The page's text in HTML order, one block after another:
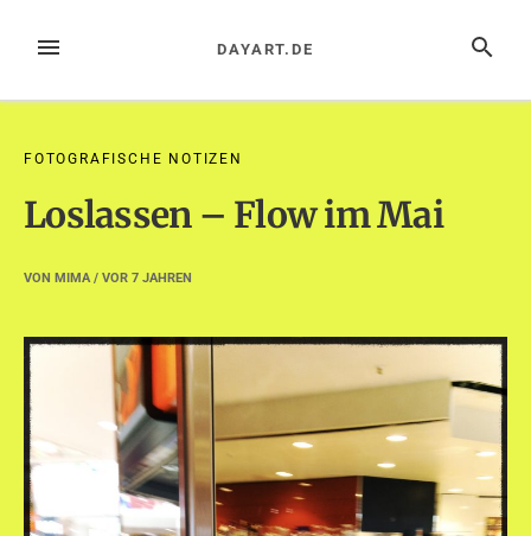
InhaltMENÜ SUCHE
DAYART.DE
FOTOGRAFISCHE NOTIZEN
Loslassen – Flow im Mai
VON MIMA/ VOR 7 JAHREN